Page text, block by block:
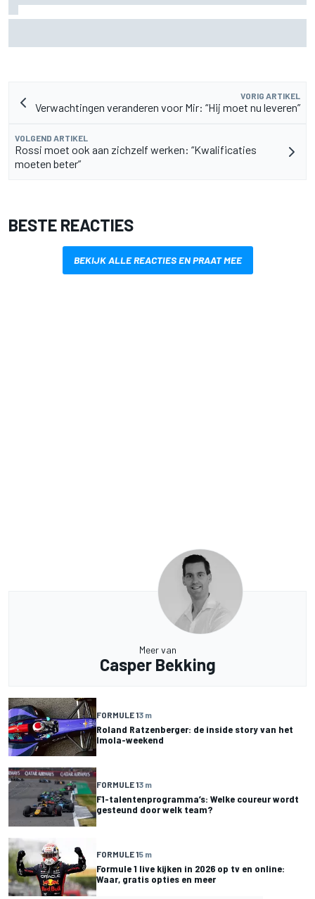
VORIG ARTIKEL
Verwachtingen veranderen voor Mir: “Hij moet nu leveren”
VOLGEND ARTIKEL
Rossi moet ook aan zichzelf werken: “Kwalificaties
moeten beter”
BESTE REACTIES
BEKIJK ALLE REACTIES EN PRAAT MEE
Meer van
Casper Bekking
FORMULE 13 m
Roland Ratzenberger: de inside story van het
Imola-weekend
FORMULE 13 m
F1-talentenprogramma’s: Welke coureur wordt
gesteund door welk team?
FORMULE 15 m
Formule 1 live kijken in 2026 op tv en online:
Waar, gratis opties en meer